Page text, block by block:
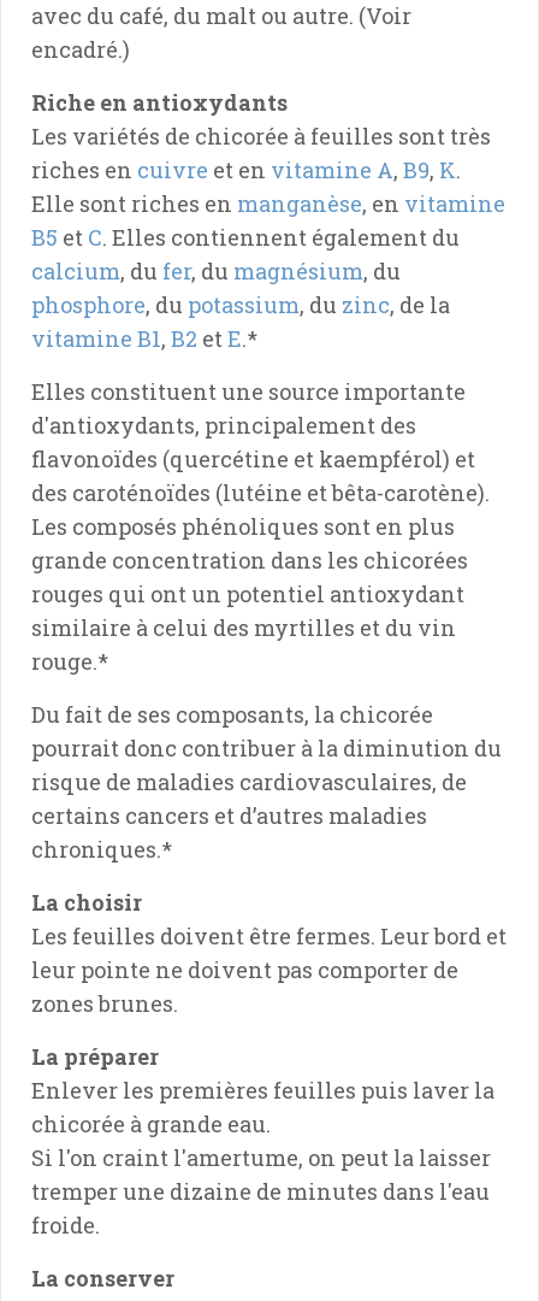
avec du café, du malt ou autre. (Voir
encadré.)
Riche en antioxydants
Les variétés de chicorée à feuilles sont très
riches en cuivre et en vitamine A, B9, K.
Elle sont riches en manganèse, en vitamine
B5 et C. Elles contiennent également du
calcium, du fer, du magnésium, du
phosphore, du potassium, du zinc, de la
vitamine B1, B2 etE.*
Elles constituent une source importante
d'antioxydants, principalement des
flavonoïdes (quercétine et kaempférol) et
des caroténoïdes (lutéine et bêta-carotène).
Les composés phénoliques sont en plus
grande concentration dans les chicorées
rouges qui ont un potentiel antioxydant
similaire à celui des myrtilles et du vin
rouge.*
Du fait de ses composants, la chicorée
pourrait donc contribuer à la diminution du
risque de maladies cardiovasculaires, de
certains cancers et d’autres maladies
chroniques.*
La choisir
Les feuilles doivent être fermes. Leur bord et
leur pointe ne doivent pas comporter de
zones brunes.
La préparer
Enlever les premières feuilles puis laver la
chicorée à grande eau.
Si l'on craint l'amertume, on peut la laisser
tremper une dizaine de minutes dans l'eau
froide.
La conserver